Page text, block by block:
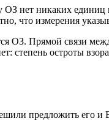
ОЗ нет никаких
что измерения
ОЗ. Прямой связи
степень остроты
предложить его